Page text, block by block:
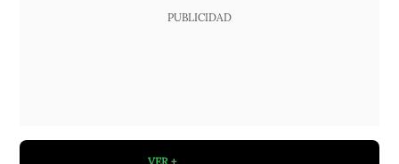
PUBLICIDAD
VER +